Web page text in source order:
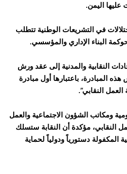
عليها اليمن.
في التشريعات الوطنية تتطلب
البناء الإداري والمؤسسي.
النقابية والمدنية إلى عقد ورش
المبادرة، باعتبارها أول مبادرة
النقابي”.
ومكاتب الشؤون الاجتماعية والعمل
النقابي، مؤكدة أن النقابة ستسلك
المكفولة دستورياً ودولياً لحماية